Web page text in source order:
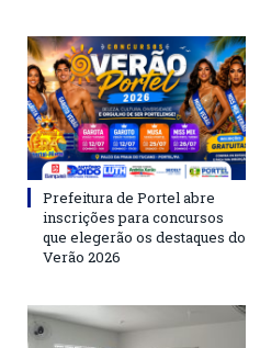
Prefeitura de Portel abre
inscrições para concursos
que elegerão os destaques do
Verão 2026